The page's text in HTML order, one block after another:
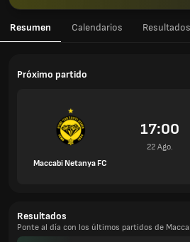
Resumen Calendarios Resultados
Próximo partido
Maccabi Netanya FC
17:00
22 Ago.
Resultados
Ponte al día con los últimos partidos de